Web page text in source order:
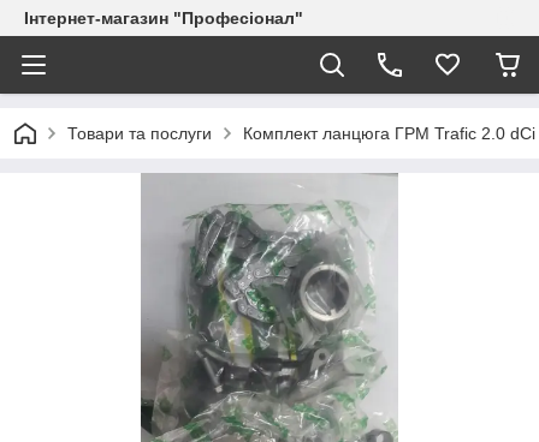
Інтернет-магазин "Професіонал"
Товари та послуги Комплект ланцюга ГРМ Trafic 2.0